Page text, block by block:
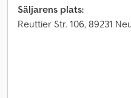
Säljarens plats:
Reuttier Str. 106, 89231